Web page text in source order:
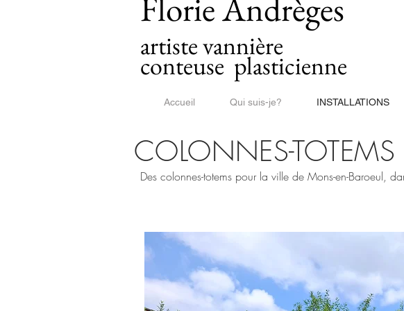
Florie Andrèges
artiste vannière
conteuse plasticienne
Accueil Qui suis-je? INSTALLATIONS
COLONNES-TOTEMS
Des colonnes-totems pour la ville de Mons-en-Baroeul,